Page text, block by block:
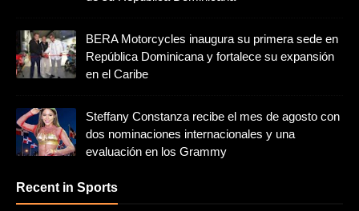
BERA Motorcycles inaugura su primera sede en
República Dominicana y fortalece su expansión
en el Caribe
Steffany Constanza recibe el mes de agosto con
dos nominaciones internacionales y una
evaluación en los Grammy
Recent in Sports